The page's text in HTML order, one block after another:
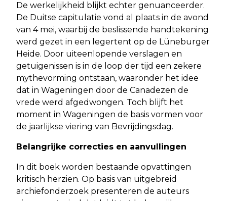
De werkelijkheid blijkt echter genuanceerder.
De Duitse capitulatie vond al plaats in de avond
van 4 mei, waarbij de beslissende handtekening
werd gezet in een legertent op de Lüneburger
Heide. Door uiteenlopende verslagen en
getuigenissen is in de loop der tijd een zekere
mythevorming ontstaan, waaronder het idee
dat in Wageningen door de Canadezen de
vrede werd afgedwongen. Toch blijft het
moment in Wageningen de basis vormen voor
de jaarlijkse viering van Bevrijdingsdag.
Belangrijke correcties en aanvullingen
In dit boek worden bestaande opvattingen
kritisch herzien. Op basis van uitgebreid
archiefonderzoek presenteren de auteurs